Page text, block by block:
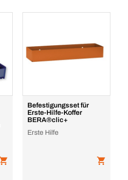
Befestigungsset für
Erste-Hilfe-Koffer
BERA®clic+
Erste Hilfe